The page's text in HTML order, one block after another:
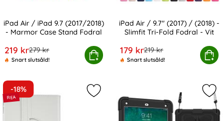
iPad Air / iPad 9.7 (2017/2018)
- Marmor Case Stand Fodral
rea pris
219 krtidigare pris
279 kr
Snart slutsåld!
Köp
/ iPad 9.7 (2017/2018) - Marmor Case Stand Fodral
iPad Air / 9.7" (2017) / (2018) -
Slimfit Tri-Fold Fodral - Vit
rea pris
179 krtidigare pris
219 kr
Snart slutsåld!
Köp
iPad Air / 9.7" (2017) / (2018) -
-18%
Markera iPad Air / 9.7" 2017/2018